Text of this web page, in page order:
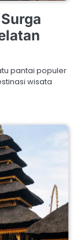
pantai populer
wisata